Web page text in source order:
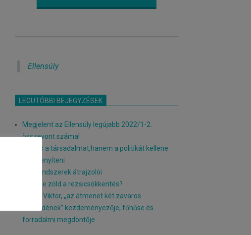
Ellensúly
LEGUTÓBBI BEJEGYZÉSEK
Megjelent az Ellensúly legújabb 2022/1-2.
összevont száma!
Nem is a társadalmat,hanem a politikát kellene
érzékenyíteni
Pártrendszerek átrajzolói
Lehet-e zöld a rezsicsökkentés?
Orbán Viktor, „az átmenet két zavaros
évtizedének” kezdeményezője, főhőse és
forradalmi megdöntője